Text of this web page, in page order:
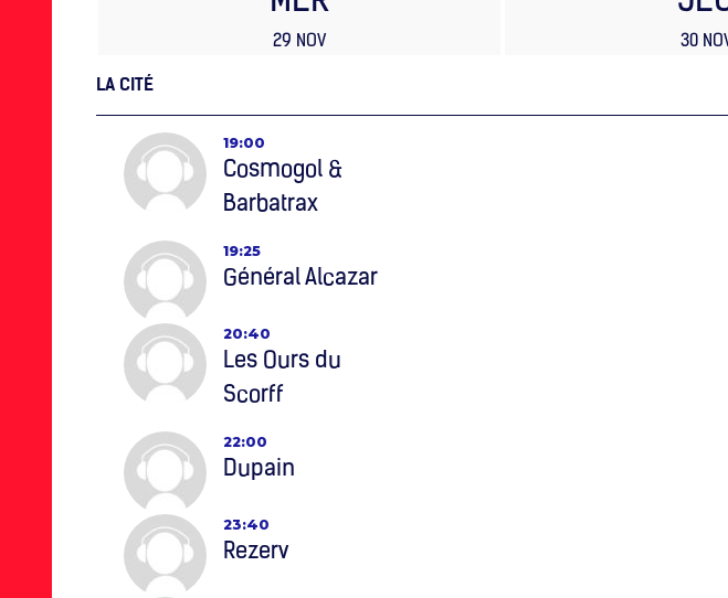
29 NOV 30
LA CITÉ
19:00
Cosmogol &
Barbatrax
19:25
Général Alcazar
20:40
Les Ours du
Scorff
22:00
Dupain
23:40
Rezerv